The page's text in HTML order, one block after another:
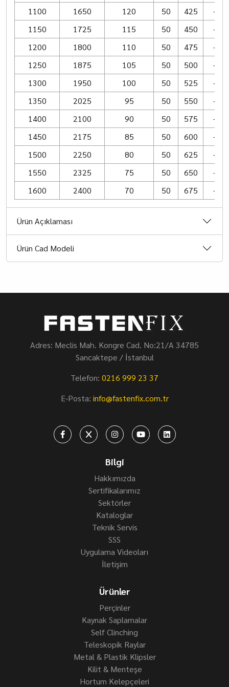
1100 1650 120 50 425
–
1150
1725 115 50 450
–
1200
1800 110 50 475
–
1250
1875 105 50 500
–
1300
1950 100 50 525
–
1350
2025 95 50 550
–
1400
2100 90 50 575
–
1450
2175 85 50 600
–
1500
2250 80 50 625
–
1550
2325 75 50 650
–
1600
2400 70 50 675 –
Ürün Açıklaması
Ürün Cad Modeli
Adres: Meclis Mah. Kongre Cad. No:21/A 34785
Sancaktepe / İstanbul
Telefon: 0216 999 23 37
E-Posta: info@fastenfix.com.tr
Bilgi
Hakkımızda
Sertifikalarımız
Sektörler
Kataloglar
Teknik Servis
SSS
Uygulama Videoları
İletişim
Ürünler
Perçinler
Kaynak Saplamalar
Self Clinching
Teleskopik Raylar
Metal & Plastik Klipsler
Kilit & Menteşe
Hortum Kelepçeleri